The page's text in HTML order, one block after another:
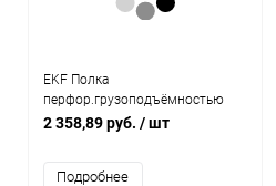
EKF Полка
перфор.грузоподъёмностью
100 кг (глубина 580) (ITASP580)
2 358,89 руб. / шт
Подробнее